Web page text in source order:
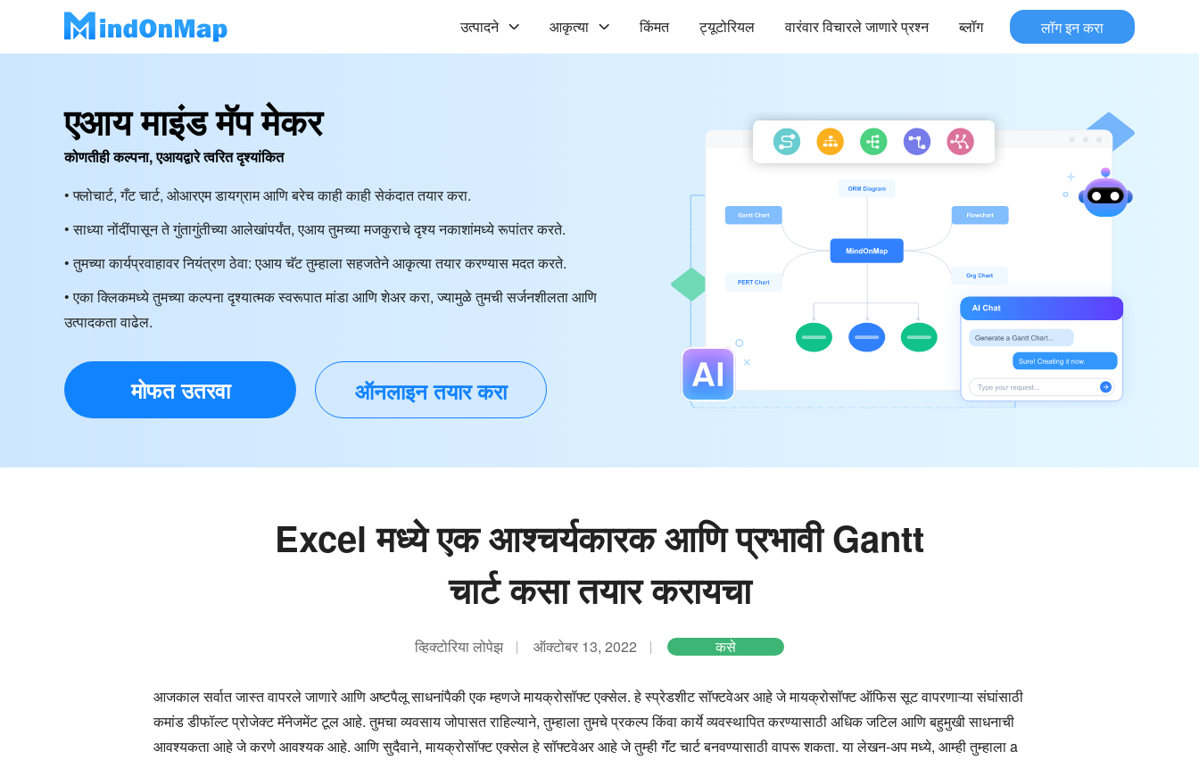
उत्पादने आकृत्या किंमत ट्यूटोरियल वारंवार विचारले जाणारे प्रश्न ब्लॉग लॉग इन करा
एआय माइंड मॅप मेकर
कोणतीही कल्पना, एआयद्वारे त्वरित दृश्यांकित
• फ्लोचार्ट, गँट चार्ट, ओआरएम डायग्राम आणि बरेच काही काही सेकंदात तयार करा.
• साध्या नोंदींपासून ते गुंतागुंतीच्या आलेखांपर्यंत, एआय तुमच्या मजकुराचे दृश्य नकाशांमध्ये रूपांतर करते.
• तुमच्या कार्यप्रवाहावर नियंत्रण ठेवा: एआय चॅट तुम्हाला सहजतेने आकृत्या तयार करण्यास मदत करते.
• एका क्लिकमध्ये तुमच्या कल्पना दृश्यात्मक स्वरूपात मांडा आणि शेअर करा, ज्यामुळे तुमची सर्जनशीलता आणि
उत्पादकता वाढेल.
मोफत उतरवा ऑनलाइन तयार करा
Excel मध्ये एक आश्चर्यकारक आणि प्रभावी Gantt
चार्ट कसा तयार करायचा
व्हिक्टोरिया लोपेझ ऑक्टोबर 13, 2022 कसे
आजकाल सर्वात जास्त वापरले जाणारे आणि अष्टपैलू साधनांपैकी एक म्हणजे मायक्रोसॉफ्ट एक्सेल. हे स्प्रेडशीट सॉफ्टवेअर आहे जे मायक्रोसॉफ्ट ऑफिस सूट वापरणाऱ्या संघांसाठी
कमांड डीफॉल्ट प्रोजेक्ट मॅनेजमेंट टूल आहे. तुमचा व्यवसाय जोपासत राहिल्याने, तुम्हाला तुमचे प्रकल्प किंवा कार्ये व्यवस्थापित करण्यासाठी अधिक जटिल आणि बहुमुखी साधनाची
आवश्यकता आहे जे करणे आवश्यक आहे. आणि सुदैवाने, मायक्रोसॉफ्ट एक्सेल हे सॉफ्टवेअर आहे जे तुम्ही गॅंट चार्ट बनवण्यासाठी वापरू शकता. या लेखन-अप मध्ये, आम्ही तुम्हाला a